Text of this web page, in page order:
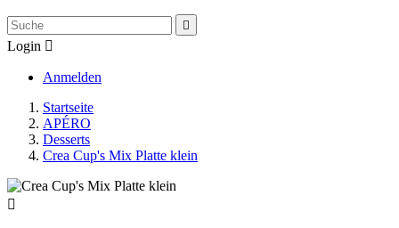

Login 
Anmelden
Startseite
APÉRO
Desserts
Crea Cup's Mix Platte klein
